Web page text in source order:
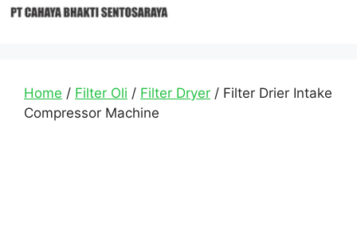
Home / Filter Oli / Filter Dryer / Filter Drier Intake
Compressor Machine